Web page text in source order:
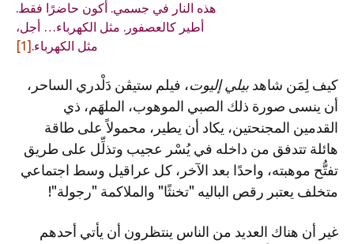
هذه النار في جسمي. أكون حاضرًا فقط.
أطير كالعصفور. مثل الكهرباء… أجل،
مثل الكهرباء. [1]
كيف لِمَن شاهد بيلي إليوت، فيلم ستيڤن دَلْدري الساحر،
أن ينسى صورة ذلك الصبي الموهوب، الملهَم، ذي
القدمين المجنحتين، يكاد أن يطير، محمولاً على طاقة
هائلة تتدفق من داخله في يُسْر عجيب وتذلِّل على طريق
تفتُّح موهبته، واحدًا بعد الآخر، كل عراقيل وسط اجتماعي
متخلف يعتبر رقص الباليه "تخنثًا" والملاكمة "رجولة"!
غير أن هناك العديد من الناس ينتظرون أن يأتي أحدهم